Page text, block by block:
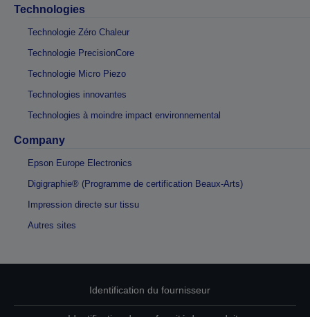
Technologies
Technologie Zéro Chaleur
Technologie PrecisionCore
Technologie Micro Piezo
Technologies innovantes
Technologies à moindre impact environnemental
Company
Epson Europe Electronics
Digigraphie® (Programme de certification Beaux-Arts)
Impression directe sur tissu
Autres sites
Identification du fournisseur